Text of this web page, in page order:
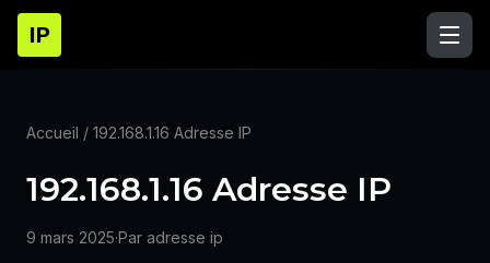
IP
Accueil / 192.168.1.16 Adresse IP
192.168.1.16 Adresse IP
9 mars 2025·Par adresse ip